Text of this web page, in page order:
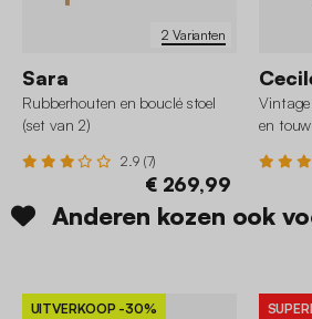
2 Varianten
Sara
Rubberhouten en bouclé stoel
(set van 2)
2.9 (7)
€ 269,99
en
Anderen kozen ook
UITVERKOOP -30%